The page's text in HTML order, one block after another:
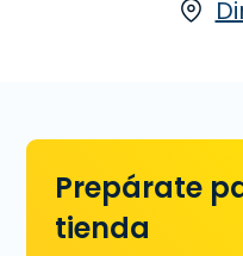
Prepárate
tienda